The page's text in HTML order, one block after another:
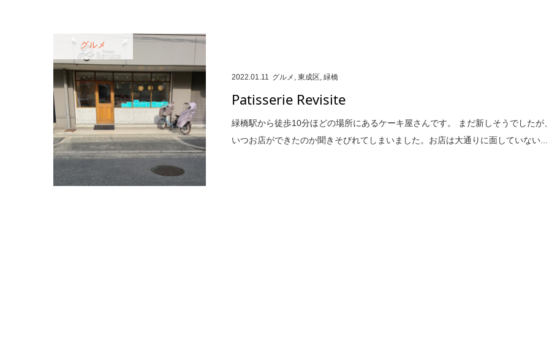
グルメ
2022.01.11 グルメ ,東成区,緑橋
Patisserie Revisite
緑橋駅から徒歩10分ほどの場所にあるケーキ屋さんです。 まだ新しそうでしたが、
いつお店ができたのか聞きそびれてしまいました。お店は大通りに面していない...